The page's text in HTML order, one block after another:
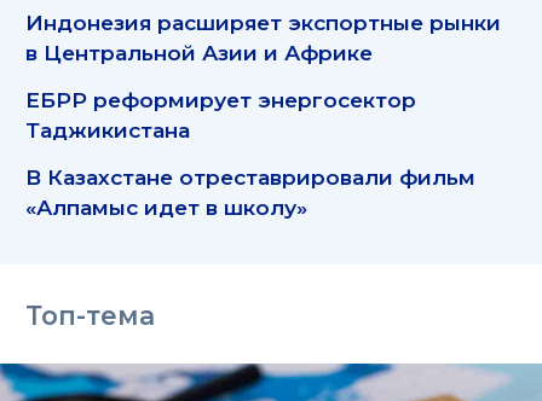
Индонезия расширяет экспортные рынки
в Центральной Азии и Африке
ЕБРР реформирует энергосектор
Таджикистана
В Казахстане отреставрировали фильм
«Алпамыс идет в школу»
Топ-тема